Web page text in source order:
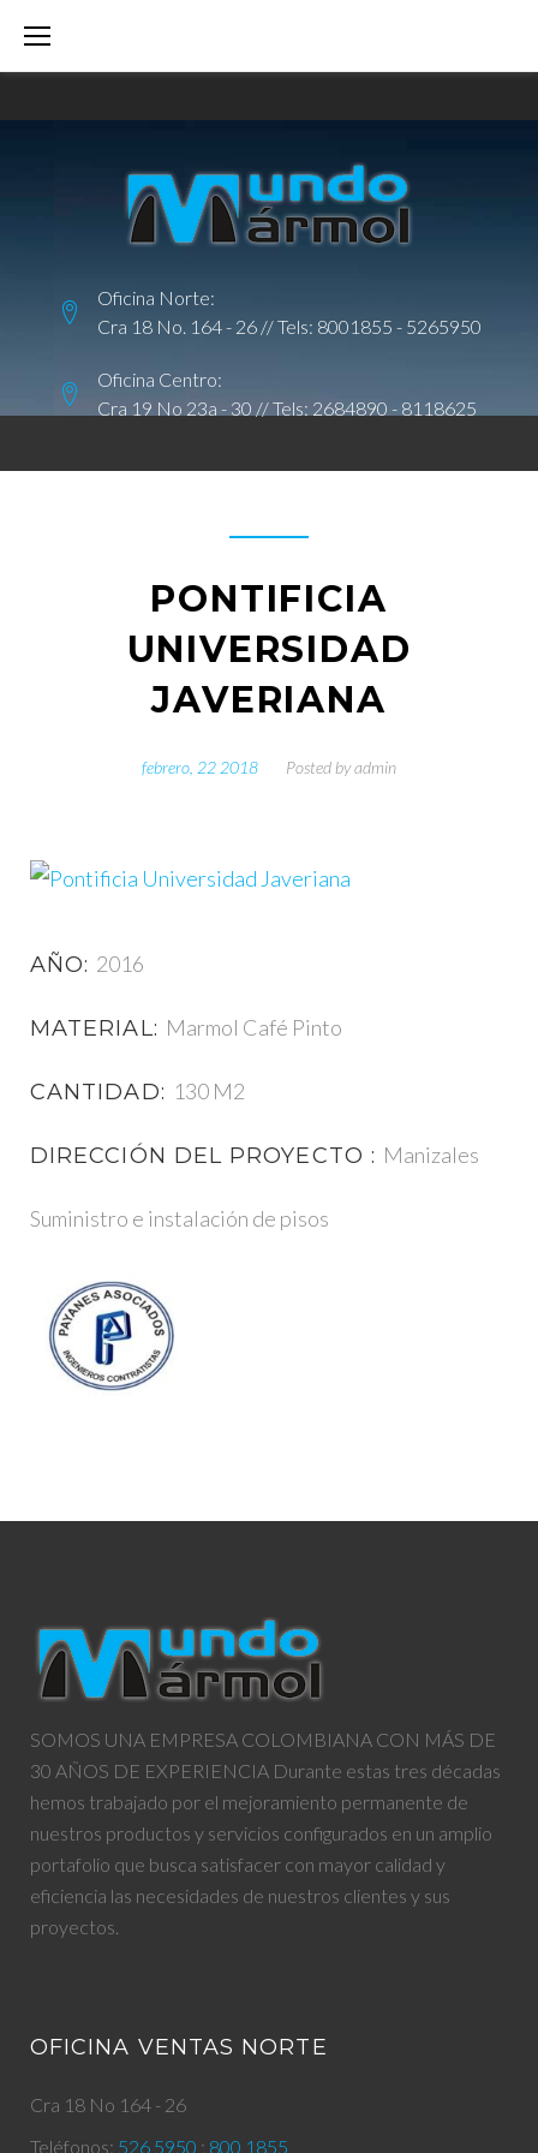
p
n
Oficina Norte:
Cra 18 No. 164 - 26 // Tels: 8001855 - 5265950
Oficina Centro:
Cra 19 No 23a - 30 // Tels: 2684890 - 8118625
PONTIFICIA
UNIVERSIDAD
JAVERIANA
febrero, 22 2018 Posted byadmin
AÑO: 2016
MATERIAL: Marmol Café Pinto
CANTIDAD: 130 M2
DIRECCIÓN DEL PROYECTO : Manizales
Suministro e instalación de pisos
SOMOS UNA EMPRESA COLOMBIANA CON MÁS DE
30 AÑOS DE EXPERIENCIA Durante estas tres décadas
hemos trabajado por el mejoramiento permanente de
nuestros productos y servicios configurados en un amplio
portafolio que busca satisfacer con mayor calidad y
eficiencia las necesidades de nuestros clientes y sus
proyectos.
OFICINA VENTAS NORTE
Cra 18 No 164 - 26
Teléfonos: 526 5950 ; 800 1855